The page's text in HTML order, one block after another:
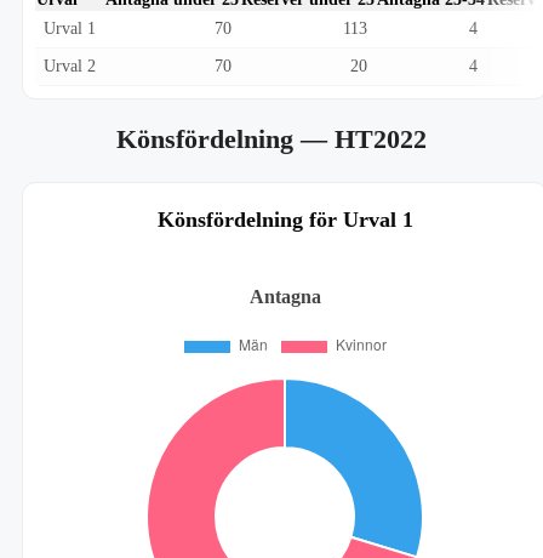
Urval 1
70 113 4
Urval 2 70 20 4
Könsfördelning— HT2022
Könsfördelning för Urval 1
Antagna